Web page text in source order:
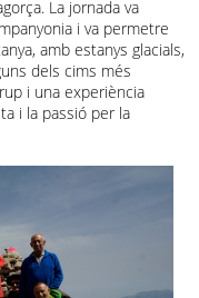
La jornada va
i va permetre
amb estanys glacials,
dels cims més
i una experiència
i la passió per la